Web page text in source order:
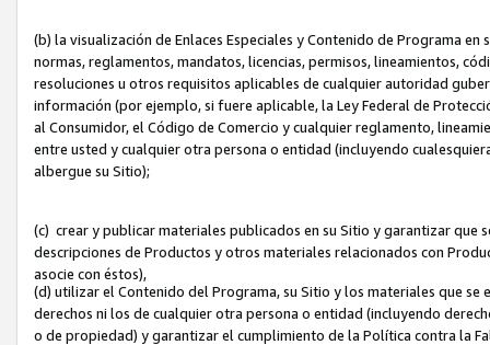
(b) la visualización de Enlaces Especiales y Contenido de Programa
normas, reglamentos, mandatos, licencias, permisos, lineamientos,
resoluciones u otros requisitos aplicables de cualquier autoridad
información (por ejemplo, si fuere aplicable, la Ley Federal de
al Consumidor, el Código de Comercio y cualquier reglamento,
entre usted y cualquier otra persona o entidad (incluyendo
albergue su Sitio);
(c) crear y publicar materiales publicados en su Sitio y garantizar que
descripciones de Productos y otros materiales relacionados con
asocie con éstos),
(d) utilizar el Contenido del Programa, su Sitio y los materiales que se
derechos ni los de cualquier otra persona o entidad (incluyendo
o de propiedad) y garantizar el cumplimiento de la Política contra la